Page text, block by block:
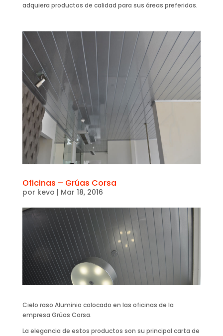
adquiera productos de calidad para sus áreas preferidas.
Oficinas – Grúas Corsa
por kevo | Mar 18, 2016
Cielo raso Aluminio colocado en las oficinas de la
empresa Grúas Corsa.
La elegancia de estos productos son su principal carta de